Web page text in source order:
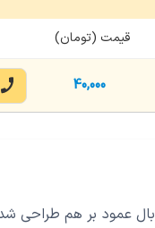
قیمت (تومان)
40,000
عمود بر هم طراحی